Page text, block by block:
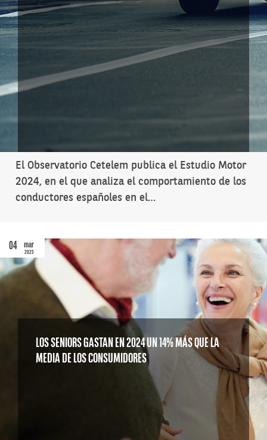
El Observatorio Cetelem publica el Estudio Motor
2024, en el que analiza el comportamiento de los
conductores españoles en el…
04 mar
2025
LOS SENIORS GASTAN EN 2024 UN 14% MÁS QUE LA
MEDIA DE LOS CONSUMIDORES